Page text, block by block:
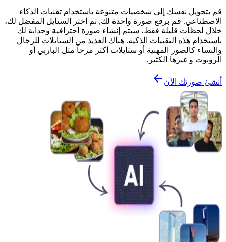
قم بتحويل نفسك إلى شخصيات متنوعة باستخدام تقنيات الذكاء
الاصطناعي. قم برفع صورة واحدة لك, ثم اختر الستايل المفضل لك،
خلال لحظات قليلة فقط، سيتم إنشاء صورة احترافية وجذابة لك
باستخدام هذه التقنيات الذكية. هناك العديد من الستايلات للرجال
والنساء كالصور المهنية أو ستايلات أكثر مرحاً مثل الباربي أو
الروبوت و غيرها الكثير.
أنشئ صورتك الآن